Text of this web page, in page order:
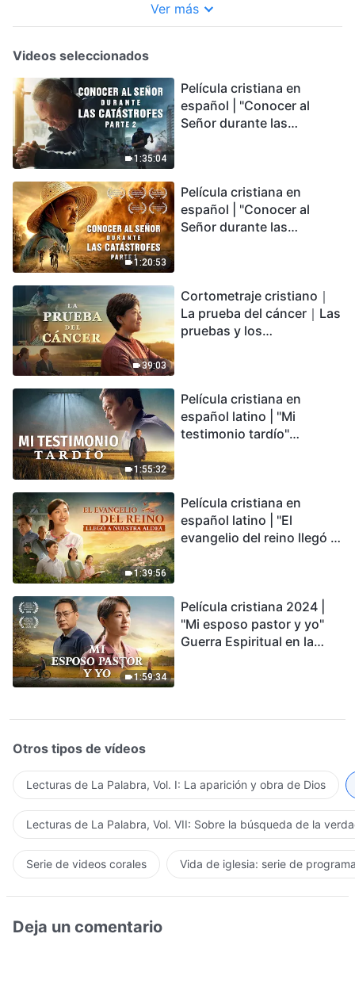
Ver más
Videos seleccionados
1:35:04
Película cristiana en
español | "Conocer al
Señor durante las
podemos sobrevivir?
1:20:53
Película cristiana en
español | "Conocer al
Señor durante las
encontrarás refugio?
39:03
Cortometraje cristiano｜
La prueba del cáncer｜Las
pruebas y los
1:55:32
Película cristiana en
español latino | "Mi
testimonio tardío"
conmovedor
1:39:56
Película cristiana en
español latino | "El
evangelio del reino llegó a
1:59:34
Película cristiana 2024 |
"Mi esposo pastor y yo"
Guerra Espiritual en la
Otros tipos de vídeos
Lecturas de La Palabra, Vol. I: La aparición y obra de Dios
Lecturas de La Palabra, Vol. VII: Sobre la búsqueda de la
Serie de videos corales Vida de iglesia: serie de
Deja un comentario